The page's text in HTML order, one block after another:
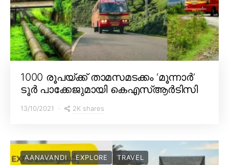
1000 രൂപയ്ക്ക് താമസമടക്കം ‘മൂന്നാർ’
ടൂർ പാക്കേജുമായി കെഎസ്ആർടിസി
13/10/2021 2K shares
AANAVANDI EXPLORE TRAVEL